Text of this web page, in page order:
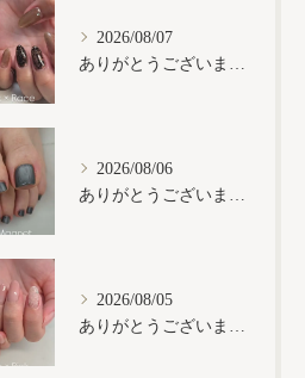
2026/08/07
ありがとうございます𓂃𓈒𓏸︎︎︎︎
2026/08/06
ありがとうございます𓂃𓈒𓏸︎︎︎︎
2026/08/05
ありがとうございます𓂃𓈒𓏸︎︎︎︎